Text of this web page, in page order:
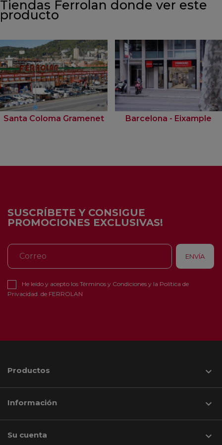
Tiendas Ferrolan donde ver este
producto
Santa Coloma Gramenet Barcelona - Eixample
SUSCRÍBETE Y CONSIGUE
PROMOCIONES EXCLUSIVAS!
He leído y acepto los Términos y Condiciones y la Política de
Privacidad de FERROLAN
Productos 
Información 
Su cuenta 